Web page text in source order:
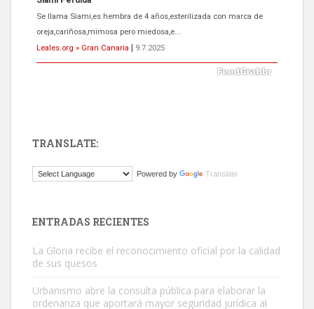
Se llama Siami,es hembra de 4 años,esterilizada con marca de
oreja,cariñosa,mimosa pero miedosa,e...
Leales.org » Gran Canaria | 9.7.2025
El ayuntamiento se va a llevar a Los Gatos callejeros de la zona los
TRANSLATE:
Powered by Translate
ENTRADAS RECIENTES
La Gloria recibe el reconocimiento oficial por la calidad
de sus quesos
Urbanismo abre la consulta pública para elaborar la
ordenanza que aportará mayor seguridad jurídica al